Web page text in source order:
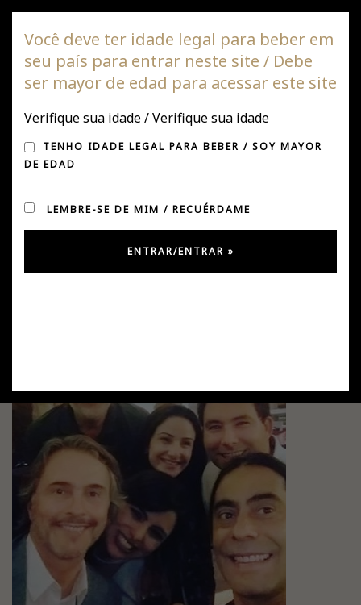
Vinha DAGAZ
de
MARCO PUYO EM SÃO
Você deve ter idade legal para beber em
seu país para entrar neste site / Debe
ser mayor de edad para acessar este site
Verifique sua idade / Verifique sua idade
TENHO IDADE LEGAL PARA BEBER / SOY MAYOR
DE EDAD
LEMBRE-SE DE MIM / RECUÉRDAME